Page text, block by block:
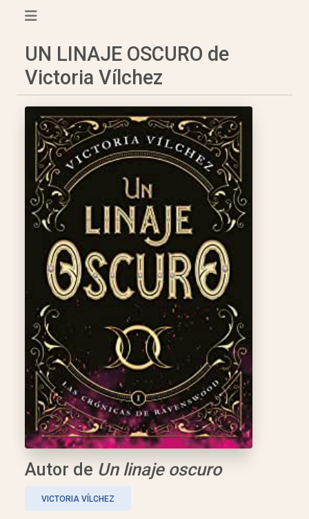
UN LINAJE OSCURO de
Victoria Vílchez
Autor de Un linaje oscuro
VICTORIA VÍLCHEZ